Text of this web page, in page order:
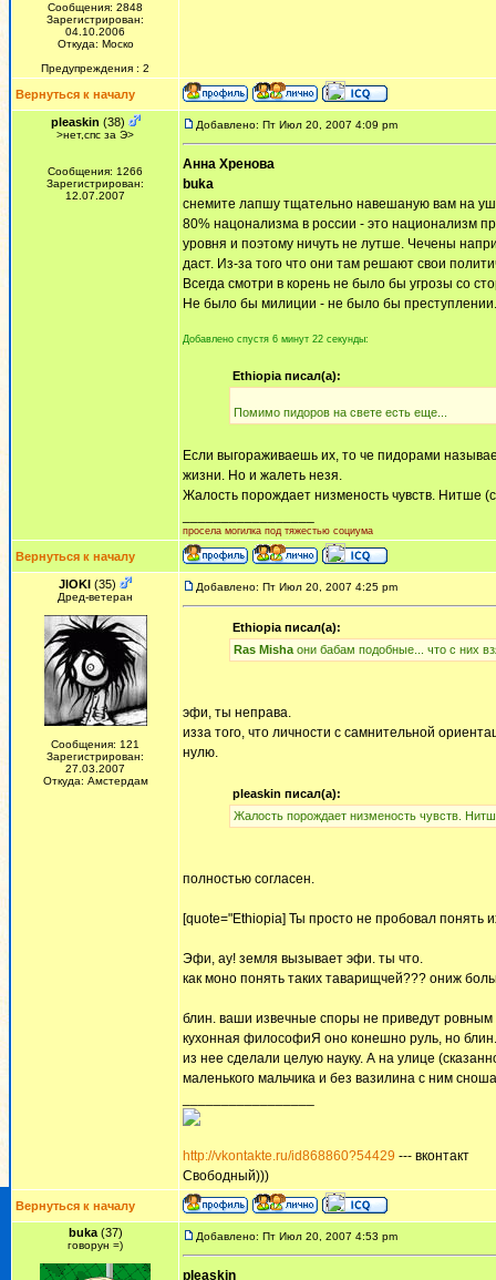
Сообщения: 2848
Зарегистрирован:
04.10.2006
Откуда: Моско
Предупреждения : 2
Вернуться к началу
pleaskin (38)
>нет,спс за Э>
Сообщения: 1266
Зарегистрирован:
12.07.2007
Добавлено: Пт Июл 20, 2007 4:09 pm
Анна Хренова
buka
снемите лапшу тщательно навешаную вам на
80% нацонализма в россии - это национализм
уровня и поэтому ничуть не лутше. Чечены
даст. Из-за того что они там решают свои
Всегда смотри в корень не было бы угрозы со
Не было бы милиции - не было бы
Добавлено спустя 6 минут 22 секунды:
Ethiopia писал(а):
Помимо пидоров на свете есть еще...
Если выгораживаешь их, то че пидорами
жизни. Но и жалеть незя.
Жалость порождает низменость чувств. Нитше
просела могилка под тяжестью социума
Вернуться к началу
JlOKI (35)
Дред-ветеран
Сообщения: 121
Зарегистрирован:
27.03.2007
Откуда: Амстердам
Добавлено: Пт Июл 20, 2007 4:25 pm
Ethiopia писал(а):
Ras Mishaони бабам подобные... что с них
эфи, ты неправа.
изза того, что личности с самнительной
нулю.
pleaskin писал(а):
Жалость порождает низменость чувств.
полностью согласен.
[quote="Ethiopia] Ты просто не пробовал понять
Эфи, ау! земля вызывает эфи. ты что.
как моно понять таких таварищчей??? ониж
блин. ваши извечные споры не приведут ровным
кухонная философиЯ оно конешно руль, но
из нее сделали целую науку. А на улице
маленького мальчика и без вазилина с ним
http://vkontakte.ru/id868860?54429 --- вконтакт
Свободный)))
Вернуться к началу
buka(37)
говорун =)
Добавлено: Пт Июл 20, 2007 4:53 pm
pleaskin